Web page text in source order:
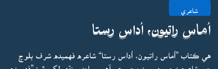
شاعري
اُماس راتيون، اُداس رستا
هي ڪتاب ”اُماس راتيون، اُداس رستا“ شاعره فهميده شرف بلوچ
جي شاعريءَ جو پهريون مجموعو آهي. ساجد سنڌي لکي ٿو: ”فهميده